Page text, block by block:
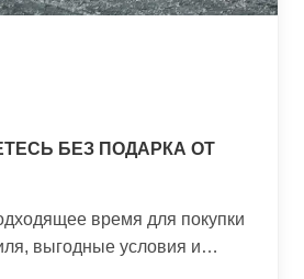
БЕЗ ПОДАРКА ОТ
время для покупки
выгодные условия и